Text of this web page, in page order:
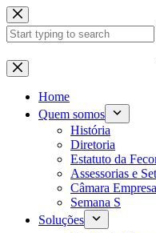
Pular
para
o
Home
Quem somos
História
Diretoria
Estatuto da
Assessorias e
Câmara
Semana S
Soluções